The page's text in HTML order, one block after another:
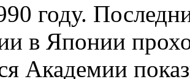
году.
в Японии
Академии